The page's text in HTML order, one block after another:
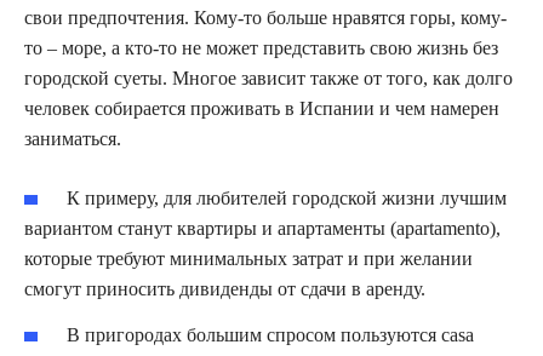
свои предпочтения. Кому-то больше нравятся горы, кому-
то – море, а кто-то не может представить свою жизнь без
городской суеты. Многое зависит также от того, как долго
человек собирается проживать в Испании и чем намерен
заниматься.
К примеру, для любителей городской жизни лучшим
вариантом станут квартиры и апартаменты (apartamento),
которые требуют минимальных затрат и при желании
смогут приносить дивиденды от сдачи в аренду.
В пригородах большим спросом пользуются casa